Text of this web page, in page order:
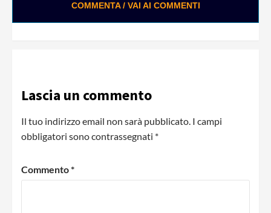
COMMENTA / VAI AI COMMENTI
Lascia un commento
Il tuo indirizzo email non sarà pubblicato. I campi
obbligatori sono contrassegnati *
Commento*